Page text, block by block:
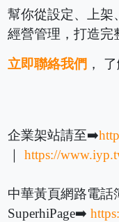
幫你從設定、上架
經營管理，打造完
立即聯絡我們 ，
企業架站請至➡️
｜https://
中華黃頁網路電話
SuperhiPage➡️